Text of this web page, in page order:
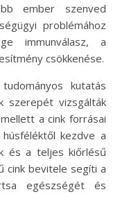
ember szenved
problémához
immunválasz, a
csökkenése.
kutatás
szerepét vizsgálták
a cink forrásai
kezdve a
és a teljes kiőrlésű
cink bevitele segíti a
egészségét és